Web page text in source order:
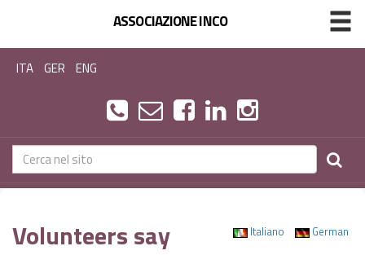
ASSOCIAZIONE INCO
ITA GER ENG
Italiano German
Volunteers say